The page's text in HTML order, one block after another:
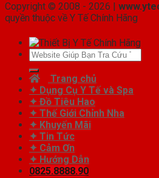
Copyright © 2008 - 2026 |
quyền thuộc về Y Tế Chính Hãng
Tìm
Trang chủ
✦ Dụng Cụ Y Tế và Spa
✦ Đồ Tiêu Hao
✦ Thế Giới Chỉnh Nha
✦ Khuyến Mãi
✦ Tin Tức
✦ Cảm Ơn
✦ Hướng Dẫn
0825.8888.90